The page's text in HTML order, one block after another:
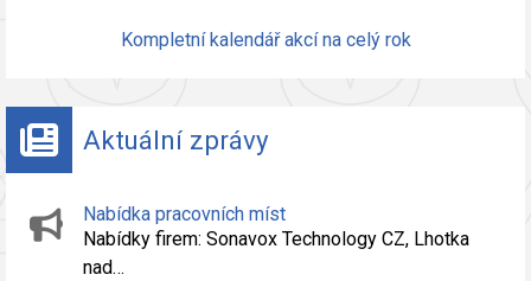
Kompletní kalendář akcí na celý rok
Aktuální zprávy
Nabídka pracovních míst
Nabídky firem: Sonavox Technology CZ, Lhotka
nad…